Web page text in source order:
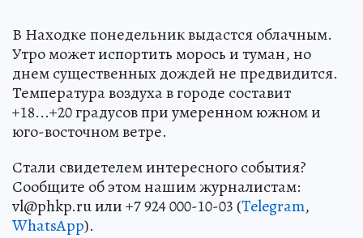
В Находке понедельник выдастся облачным.
Утро может испортить морось и туман, но
днем существенных дождей не предвидится.
Температура воздуха в городе составит
+18...+20 градусов при умеренном южном и
юго-восточном ветре.
Стали свидетелем интересного события?
Сообщите об этом нашим журналистам:
vl@phkp.ru или +7 924 000-10-03 (Telegram,
WhatsApp).